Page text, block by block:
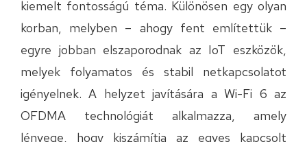
kiemelt fontosságú téma. Különösen egy olyan
korban, melyben – ahogy fent említettük –
egyre jobban elszaporodnak az IoT eszközök,
melyek folyamatos és stabil netkapcsolatot
igényelnek. A helyzet javítására a Wi-Fi 6 az
OFDMA technológiát alkalmazza, amely
lényege, hogy kiszámítja az egyes kapcsolt